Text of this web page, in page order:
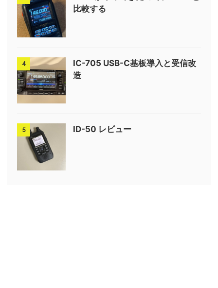
比較する
4
IC-705 USB-C基板導入と受信改
造
5 ID-50 レビュー